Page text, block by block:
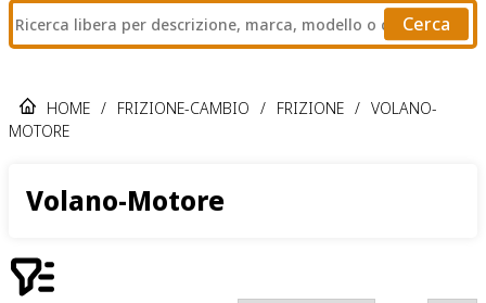
Cerca
HOME / FRIZIONE-CAMBIO / FRIZIONE / VOLANO-
MOTORE
Volano-Motore